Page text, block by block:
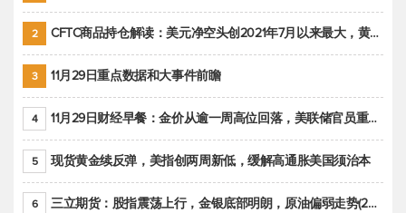
2 CFTC商品持仓解读：美元净空头创2021年7月以来最大，黄金期货投机性净多头头寸减少
3 11月29日重点数据和大事件前瞻
4 11月29日财经早餐：金价从逾一周高位回落，美联储官员重申鹰派立场推动美元回升
5 现货黄金续反弹，美指创两周新低，缓解高通胀美国须治本
6 三立期货：股指震荡上行，金银底部明朗，原油偏弱走势(20221128收评)